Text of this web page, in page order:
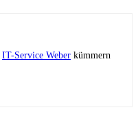
IT-Service Weber kümmern